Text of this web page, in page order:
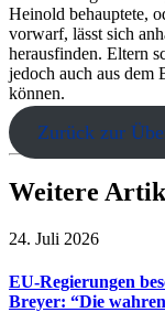
Heinold behauptete,
vorwarf, lässt sich
herausfinden. Eltern
jedoch auch aus dem
können.
Zurück zur
Weitere
24. Juli 2026
EU-Regierungen
Breyer: “Die